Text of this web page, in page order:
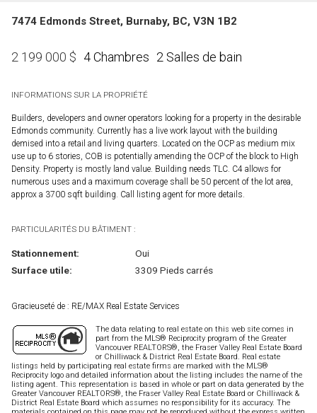
7474 Edmonds Street, Burnaby, BC, V3N 1B2
2 199 000 $ 4 Chambres 2 Salles de bain
INFORMATIONS SUR LA PROPRIÉTÉ
Builders, developers and owner operators looking for a property in the desirable
Edmonds community. Currently has a live work layout with the building
demised into a retail and living quarters. Located on the OCP as medium mix
use up to 6 stories, COB is potentially amending the OCP of the block to High
Density. Property is mostly land value. Building needs TLC. C4 allows for
numerous uses and a maximum coverage shall be 50 percent of the lot area,
approx a 3700 sqft building. Call listing agent for more details.
PARTICULARITÉS DU BÂTIMENT :
Stationnement:
Oui
Surface utile:
3309 Pieds carrés
Gracieuseté de : RE/MAX Real Estate Services
The data relating to real estate on this web site comes in
part from the MLS® Reciprocity program of the Greater
Vancouver REALTORS®, the Fraser Valley Real Estate Board
or Chilliwack & District Real Estate Board. Real estate
listings held by participating real estate firms are marked with the MLS®
Reciprocity logo and detailed information about the listing includes the name of the
listing agent. This representation is based in whole or part on data generated by the
Greater Vancouver REALTORS®, the Fraser Valley Real Estate Board or Chilliwack &
District Real Estate Board which assumes no responsibility for its accuracy. The